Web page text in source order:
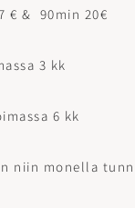
€ & 90min 20€
3 kk
6 kk
niin monella